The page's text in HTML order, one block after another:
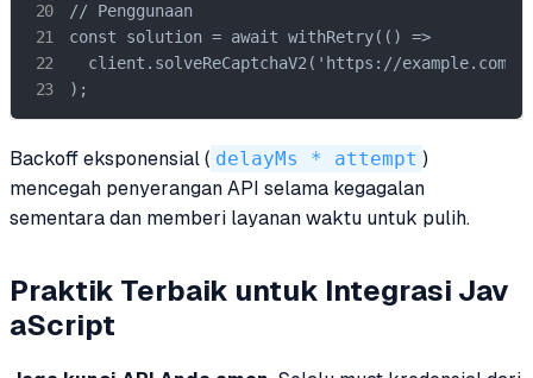
// Penggunaan
const solution = await withRetry(() =>
client.solveReCaptchaV2('https://example.com',
);
Backoff eksponensial ( delayMs * attempt )
mencegah penyerangan API selama kegagalan
sementara dan memberi layanan waktu untuk pulih.
Praktik Terbaik untuk Integrasi Jav
aScript